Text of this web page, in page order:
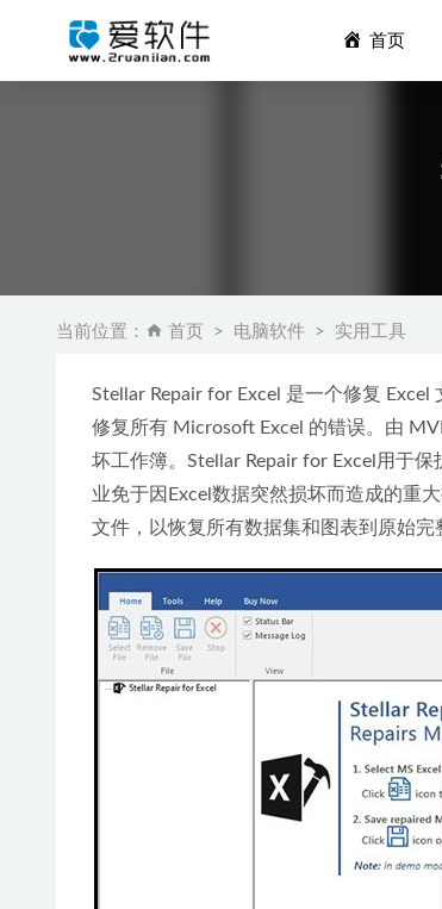
首页
当前位置： 首页 电脑软件 实用工具
Stellar Repair for Excel 是一个修复 Excel
修复所有 Microsoft Excel 的错误。由
坏工作簿。Stellar Repair for Excel用于
业免于因Excel数据突然损坏而造成的重
文件，以恢复所有数据集和图表到原始完